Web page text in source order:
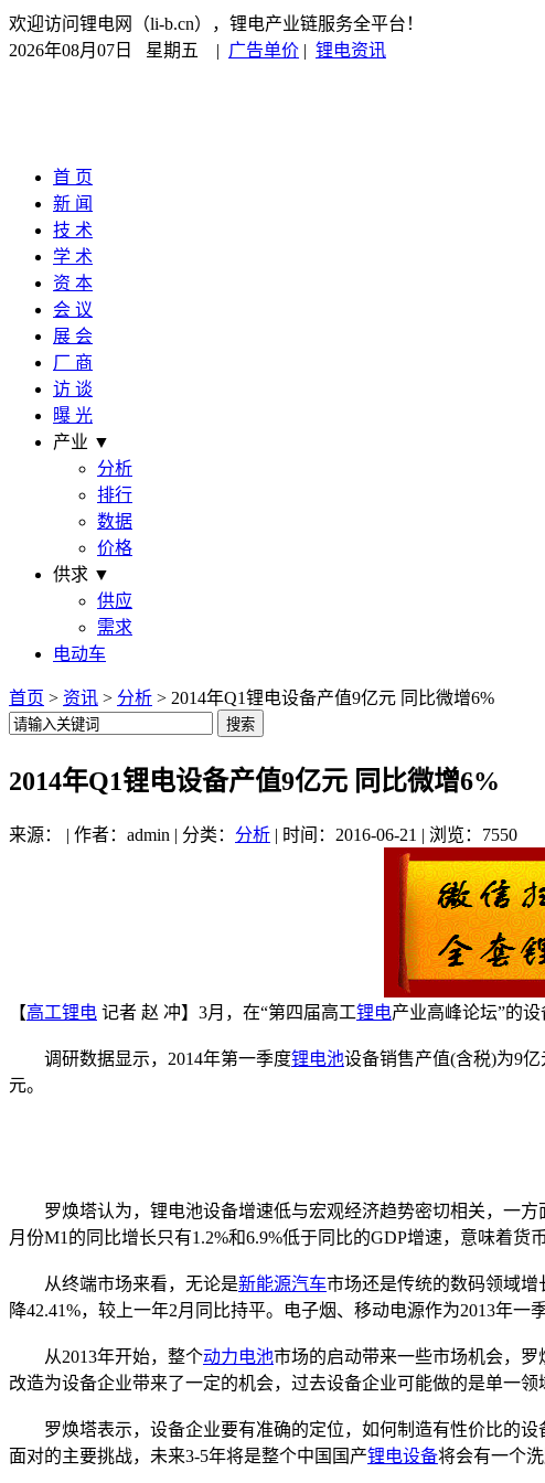
欢迎访问锂电网（li-b.cn），锂电产业链服务全平台！
2026年08月07日 星期五
| 广告单价 | 锂电资讯
首 页
新 闻
技 术
学 术
资 本
会 议
展 会
厂 商
访 谈
曝 光
产业 ▼
分析
排行
数据
价格
供求 ▼
供应
需求
电动车
首页 > 资讯 > 分析 > 2014年Q1锂电设备产值9亿元 同比微增6%
2014年Q1锂电设备产值9亿元 同比微增6%
来源： | 作者：admin | 分类： 分析 | 时间：2016-06-21 | 浏览：7550
【高工锂电 记者 赵 冲】3月，在“第四届高工锂电产业高峰论坛”的
调研数据显示，2014年第一季度锂电池设备销售产值(含税)为9亿
元。
罗焕塔认为，锂电池设备增速低与宏观经济趋势密切相关，一方
月份M1的同比增长只有1.2%和6.9%低于同比的GDP增速，意味着货
从终端市场来看，无论是新能源汽车市场还是传统的数码领域增
降42.41%，较上一年2月同比持平。电子烟、移动电源作为2013年
从2013年开始，整个动力电池市场的启动带来一些市场机会，
改造为设备企业带来了一定的机会，过去设备企业可能做的是单一领
罗焕塔表示，设备企业要有准确的定位，如何制造有性价比的设
面对的主要挑战，未来3-5年将是整个中国国产锂电设备将会有一个洗